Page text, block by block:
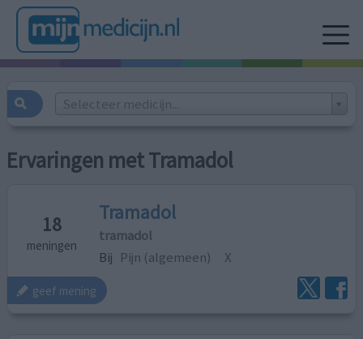
Selecteer medicijn...
Ervaringen met Tramadol
18
meningen
Tramadol
tramadol
Bij Pijn (algemeen) X
geef mening